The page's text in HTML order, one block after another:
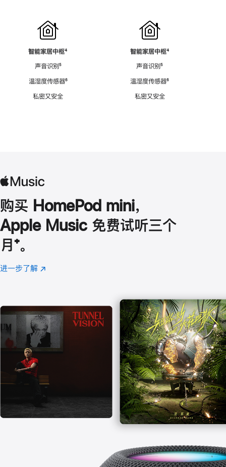
智能家居中枢脚
⁴
声音识别脚
⁵
温湿度传感器脚
⁶
私密又安全
智能家居中枢脚
⁴
声音识别脚
⁵
温湿度传感器脚
⁶
私密又安全
购买 HomePod mini，
Apple Music 免费试听三个
月 脚
注
⁺。
进一步了解 Apple
(在
口
中
打
开)